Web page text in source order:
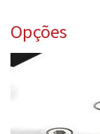
Opções